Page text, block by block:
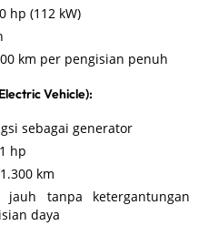
hp (112 kW)
km per pengisian penuh
Vehicle):
sebagai generator
hp
km
tanpa ketergantungan
daya